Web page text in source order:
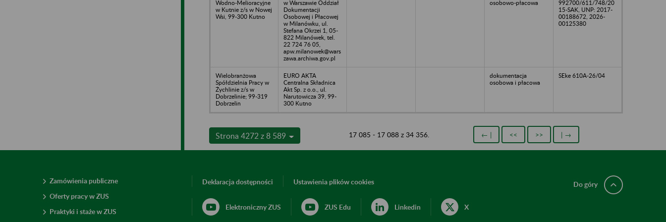
Wodno-Melioracyjne
w Kutnie z/s w Nowej
Wsi, 99-300 Kutno
w Warszawie Oddział
Dokumentacji
Osobowej i Płacowej
w Milanówku, ul.
Stefana Okrzei 1, 05-
822 Milanówek, tel.
22 724 76 05,
apw.milanowek@wars
zawa.archiwa.gov.pl
osobowo-płacowa
992700/611/748/20
15-SAK, UNP: 2017-
00188672, 2026-
00125380
Wielobranżowa
Spółdzielnia Pracy w
Żychlinie z/s w
Dobrzelinie; 99-319
Dobrzelin
EURO AKTA
Centralna Składnica
Akt Sp. z o.o., ul.
Narutowicza 39, 99-
300 Kutno
dokumentacja
osobowa i płacowa
SEke 610A-26/04
Strona 4272 z 8 589 17 085 - 17 088 z 34 356. ← | << >> | →
Zamówienia publiczne
Oferty pracy w ZUS
Praktyki i staże w ZUS
Deklaracja dostępności Ustawienia plików cookies
Elektroniczny ZUS ZUS Edu Linkedin X
Do góry